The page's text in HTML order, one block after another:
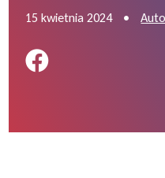
15 kwietnia 2024 •
Podziel